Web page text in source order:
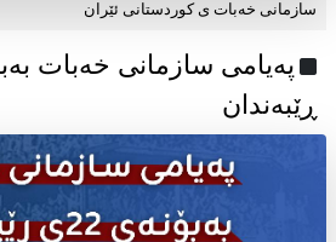
سازمانی خەبات ی کوردستانی ئێران
ڕێبەندان